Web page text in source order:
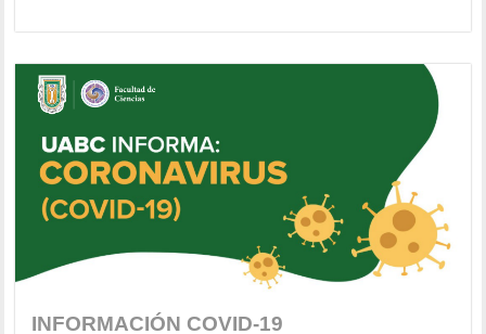
INFORMACIÓN COVID-19